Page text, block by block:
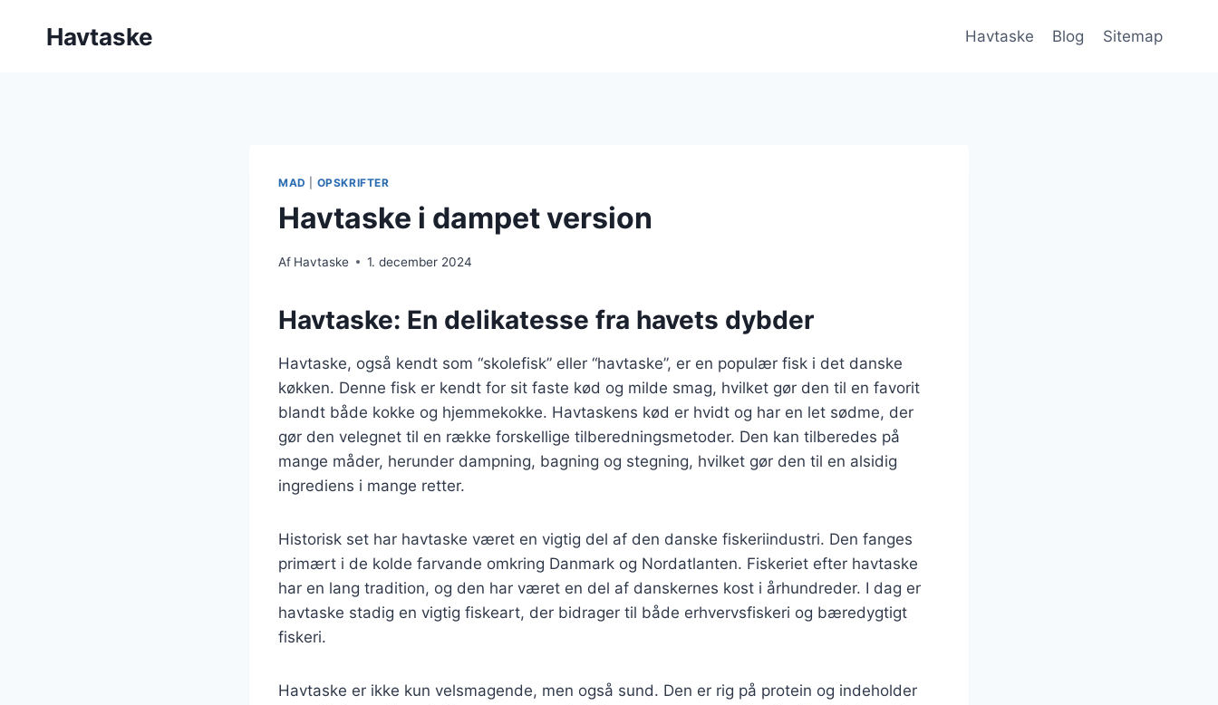
Havtaske Havtaske Blog Sitemap
MAD OPSKRIFTER
Havtaske i dampet version
Af Havtaske 1. december 2024
Havtaske: En delikatesse fra havets dybder
Havtaske, også kendt som “skolefisk” eller “havtaske”, er en populær fisk i det danske
køkken. Denne fisk er kendt for sit faste kød og milde smag, hvilket gør den til en favorit
blandt både kokke og hjemmekokke. Havtaskens kød er hvidt og har en let sødme, der
gør den velegnet til en række forskellige tilberedningsmetoder. Den kan tilberedes på
mange måder, herunder dampning, bagning og stegning, hvilket gør den til en alsidig
ingrediens i mange retter.
Historisk set har havtaske været en vigtig del af den danske fiskeriindustri. Den fanges
primært i de kolde farvande omkring Danmark og Nordatlanten. Fiskeriet efter havtaske
har en lang tradition, og den har været en del af danskernes kost i århundreder. I dag er
havtaske stadig en vigtig fiskeart, der bidrager til både erhvervsfiskeri og bæredygtigt
fiskeri.
Havtaske er ikke kun velsmagende, men også sund. Den er rig på protein og indeholder